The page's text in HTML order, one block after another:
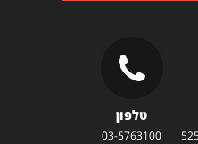
טלפון
03-5763100